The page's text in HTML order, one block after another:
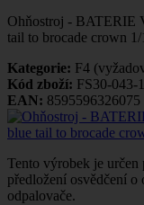
Ohňostroj - BATERIE
tail to brocade crown 1/
Kategorie: F4
Kód zboží: FS30-043-
EAN: 8595596326075
Tento výrobek je určen
předložení osvědčení o
odpalovače.